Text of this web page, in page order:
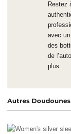
Restez
avec
des
de
plus.
Autres